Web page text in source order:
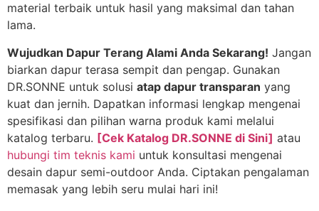
material terbaik untuk hasil yang maksimal dan tahan
lama.
Wujudkan Dapur Terang Alami Anda Sekarang! Jangan
biarkan dapur terasa sempit dan pengap. Gunakan
DR.SONNE untuk solusi atap dapur transparan yang
kuat dan jernih. Dapatkan informasi lengkap mengenai
spesifikasi dan pilihan warna produk kami melalui
katalog terbaru. [Cek Katalog DR.SONNE di Sini] atau
hubungi tim teknis kami untuk konsultasi mengenai
desain dapur semi-outdoor Anda. Ciptakan pengalaman
memasak yang lebih seru mulai hari ini!